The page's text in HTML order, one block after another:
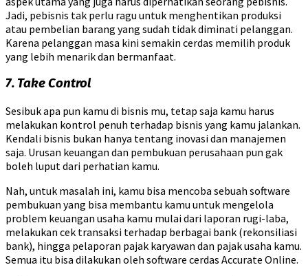
Jadi, pebisnis tak perlu ragu untuk menghentikan produksi
atau pembelian barang yang sudah tidak diminati pelanggan.
Karena pelanggan masa kini semakin cerdas memilih produk
yang lebih menarik dan bermanfaat.
7. Take Control
Sesibuk apa pun kamu di bisnis mu, tetap saja kamu harus
melakukan kontrol penuh terhadap bisnis yang kamu jalankan.
Kendali bisnis bukan hanya tentang inovasi dan manajemen
saja. Urusan keuangan dan pembukuan perusahaan pun gak
boleh luput dari perhatian kamu.
Nah, untuk masalah ini, kamu bisa mencoba sebuah software
pembukuan yang bisa membantu kamu untuk mengelola
problem keuangan usaha kamu mulai dari laporan rugi-laba,
melakukan cek transaksi terhadap berbagai bank (rekonsiliasi
bank), hingga pelaporan pajak karyawan dan pajak usaha kamu.
Semua itu bisa dilakukan oleh software cerdas Accurate Online.